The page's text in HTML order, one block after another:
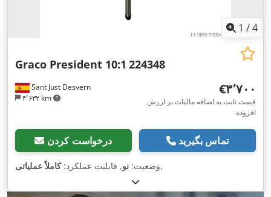
1 /4
Sant Just Desvern
۴٬۶۳۲ km
Graco President 10:1 224348
‎€۳٬۷۰۰
قیمت ثابت به اضافه مالیات بر ارزش
افزوده
درخواست کردن تماس بگیرید
وضعیت: نو, قابلیت عملکرد:کاملاً عملیاتی ,